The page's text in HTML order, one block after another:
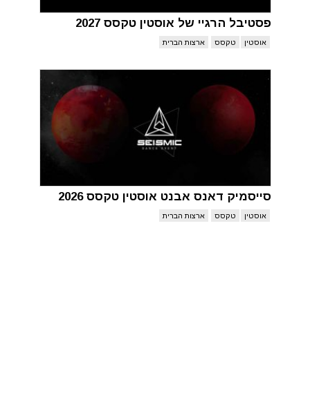
פסטיבל הרגיי של אוסטין טקסס 2027
אוסטין טקסס ארצות הברית
סייסמיק דאנס אבנט אוסטין טקסס 2026
אוסטין טקסס ארצות הברית